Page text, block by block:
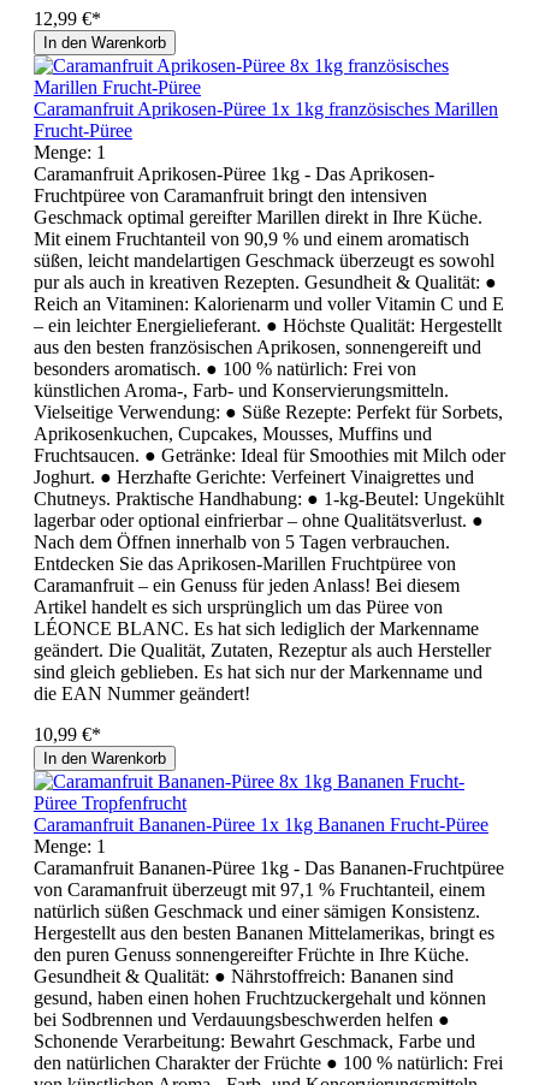
12,99 €*
In den Warenkorb
Caramanfruit Aprikosen-Püree 1x 1kg französisches Marillen
Frucht-Püree
Menge: 1
Caramanfruit Aprikosen-Püree 1kg - Das Aprikosen-
Fruchtpüree von Caramanfruit bringt den intensiven
Geschmack optimal gereifter Marillen direkt in Ihre Küche.
Mit einem Fruchtanteil von 90,9 % und einem aromatisch
süßen, leicht mandelartigen Geschmack überzeugt es sowohl
pur als auch in kreativen Rezepten. Gesundheit & Qualität: ●
Reich an Vitaminen: Kalorienarm und voller Vitamin C und E
– ein leichter Energielieferant. ● Höchste Qualität: Hergestellt
aus den besten französischen Aprikosen, sonnengereift und
besonders aromatisch. ● 100 % natürlich: Frei von
künstlichen Aroma-, Farb- und Konservierungsmitteln.
Vielseitige Verwendung: ● Süße Rezepte: Perfekt für Sorbets,
Aprikosenkuchen, Cupcakes, Mousses, Muffins und
Fruchtsaucen. ● Getränke: Ideal für Smoothies mit Milch oder
Joghurt. ● Herzhafte Gerichte: Verfeinert Vinaigrettes und
Chutneys. Praktische Handhabung: ● 1-kg-Beutel: Ungekühlt
lagerbar oder optional einfrierbar – ohne Qualitätsverlust. ●
Nach dem Öffnen innerhalb von 5 Tagen verbrauchen.
Entdecken Sie das Aprikosen-Marillen Fruchtpüree von
Caramanfruit – ein Genuss für jeden Anlass! Bei diesem
Artikel handelt es sich ursprünglich um das Püree von
LÉONCE BLANC. Es hat sich lediglich der Markenname
geändert. Die Qualität, Zutaten, Rezeptur als auch Hersteller
sind gleich geblieben. Es hat sich nur der Markenname und
die EAN Nummer geändert!
10,99 €*
In den Warenkorb
Caramanfruit Bananen-Püree 1x 1kg Bananen Frucht-Püree
Menge: 1
Caramanfruit Bananen-Püree 1kg - Das Bananen-Fruchtpüree
von Caramanfruit überzeugt mit 97,1 % Fruchtanteil, einem
natürlich süßen Geschmack und einer sämigen Konsistenz.
Hergestellt aus den besten Bananen Mittelamerikas, bringt es
den puren Genuss sonnengereifter Früchte in Ihre Küche.
Gesundheit & Qualität: ● Nährstoffreich: Bananen sind
gesund, haben einen hohen Fruchtzuckergehalt und können
bei Sodbrennen und Verdauungsbeschwerden helfen ●
Schonende Verarbeitung: Bewahrt Geschmack, Farbe und
den natürlichen Charakter der Früchte ● 100 % natürlich: Frei